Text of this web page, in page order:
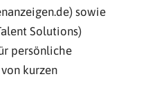
sowie
Solutions)
persönliche
kurzen